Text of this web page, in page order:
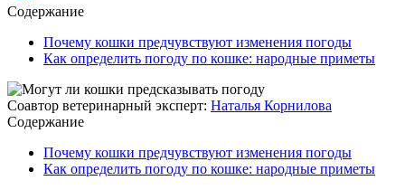
Содержание
Почему кошки предчувствуют изменения погоды
Как определить погоду по кошке: народные приметы
Соавтор ветеринарный эксперт: Наталья Корнилова
Содержание
Почему кошки предчувствуют изменения погоды
Как определить погоду по кошке: народные приметы